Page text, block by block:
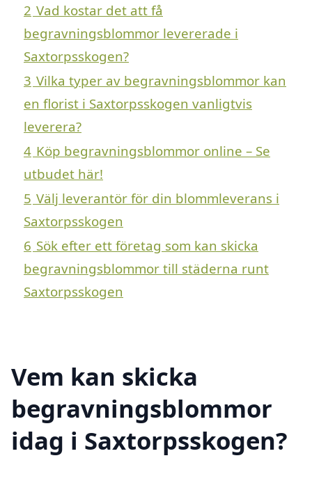
2 Vad kostar det att få
begravningsblommor levererade i
Saxtorpsskogen?
3 Vilka typer av begravningsblommor kan
en florist i Saxtorpsskogen vanligtvis
leverera?
4 Köp begravningsblommor online – Se
utbudet här!
5 Välj leverantör för din blommleverans i
Saxtorpsskogen
6 Sök efter ett företag som kan skicka
begravningsblommor till städerna runt
Saxtorpsskogen
Vem kan skicka
begravningsblommor
idag i Saxtorpsskogen?